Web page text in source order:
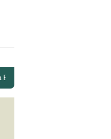
untuk Santri Penghafal Al-